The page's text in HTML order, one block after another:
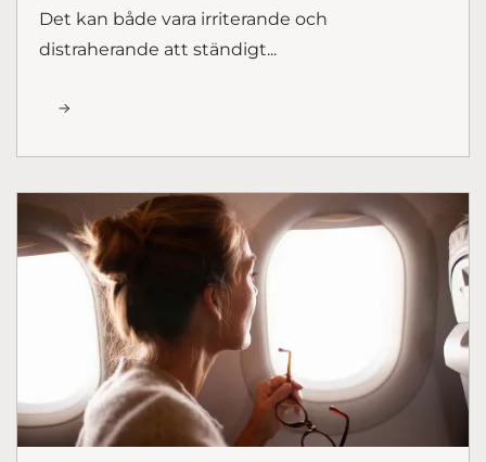
Det kan både vara irriterande och
distraherande att ständigt...